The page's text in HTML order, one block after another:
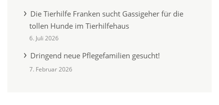
Die Tierhilfe Franken sucht Gassigeher für die
tollen Hunde im Tierhilfehaus
6. Juli 2026
Dringend neue Pflegefamilien gesucht!
7. Februar 2026